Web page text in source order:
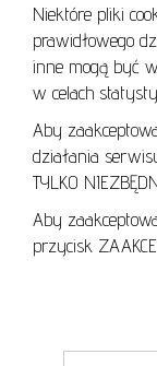
Niektóre pliki
prawidłowego
inne mogą być
w celach
Aby
działania
TYLKO
Aby
przycisk
POLITYKA
POLITYKA COOKIES